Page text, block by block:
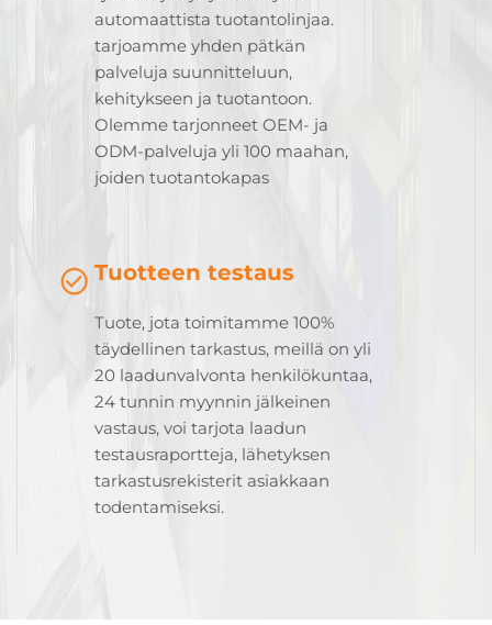
automaattista tuotantolinjaa.
tarjoamme yhden pätkän
palveluja suunnitteluun,
kehitykseen ja tuotantoon.
Olemme tarjonneet OEM- ja
ODM-palveluja yli 100 maahan,
joiden tuotantokapas
Tuotteen testaus
Tuote, jota toimitamme 100%
täydellinen tarkastus, meillä on yli
20 laadunvalvonta henkilökuntaa,
24 tunnin myynnin jälkeinen
vastaus, voi tarjota laadun
testausraportteja, lähetyksen
tarkastusrekisterit asiakkaan
todentamiseksi.